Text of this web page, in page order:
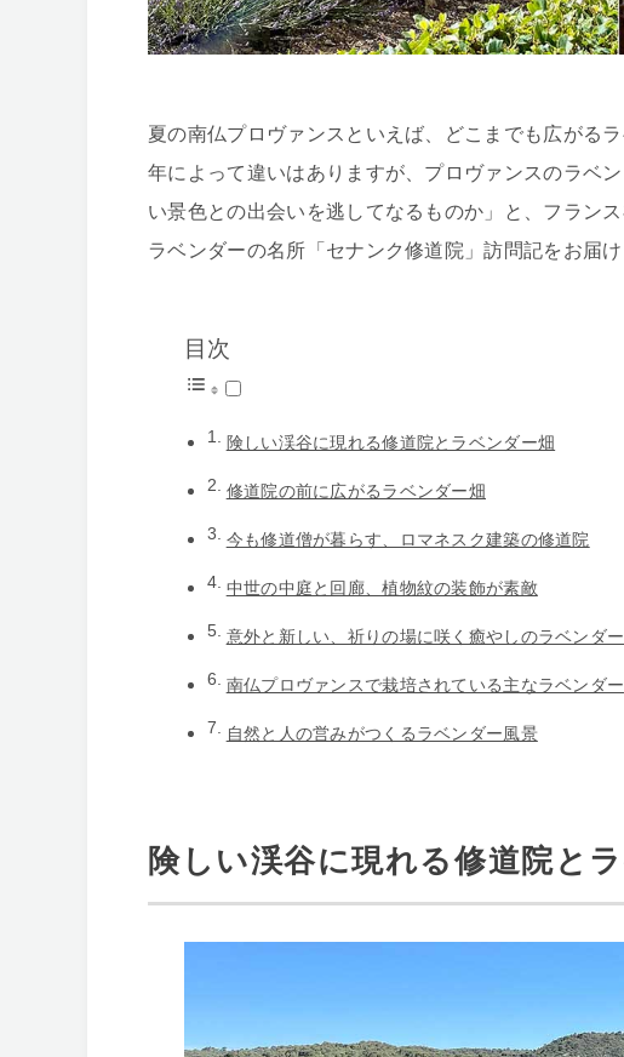
夏の南仏プロヴァンスといえば、どこまでも広がる
年によって違いはありますが、プロヴァンスのラベ
い景色との出会いを逃してなるものか」と、フラン
ラベンダーの名所「セナンク修道院」訪問記をお届け
目次
険しい渓谷に現れる修道院とラベンダー畑
修道院の前に広がるラベンダー畑
今も修道僧が暮らす、ロマネスク建築の修道院
中世の中庭と回廊、植物紋の装飾が素敵
意外と新しい、祈りの場に咲く癒やしのラベンダ
南仏プロヴァンスで栽培されている主なラベンダー
自然と人の営みがつくるラベンダー風景
険しい渓谷に現れる修道院と